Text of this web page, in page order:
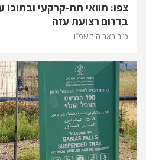
צפו: תוואי תת-קרקעי
בדרום רצועת עזה
כ״ב באב ה׳תשפ״ו